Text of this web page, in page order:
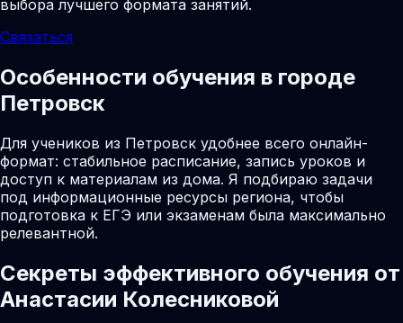
выбора лучшего формата занятий.
Связаться
Особенности обучения в городе
Петровск
Для учеников из Петровск удобнее всего онлайн-
формат: стабильное расписание, запись уроков и
доступ к материалам из дома. Я подбираю задачи
под информационные ресурсы региона, чтобы
подготовка к ЕГЭ или экзаменам была максимально
релевантной.
Секреты эффективного обучения от
Анастасии Колесниковой